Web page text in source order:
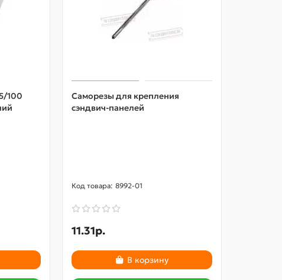
100
Саморезы для крепления
сэндвич-панелей
8992-01
11.31р.
В корзину